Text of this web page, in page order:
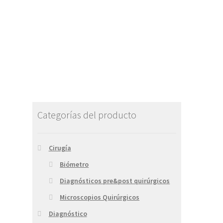
Categorías del producto
Cirugía
Biómetro
Diagnósticos pre&post quirúrgicos
Microscopios Quirúrgicos
Diagnóstico